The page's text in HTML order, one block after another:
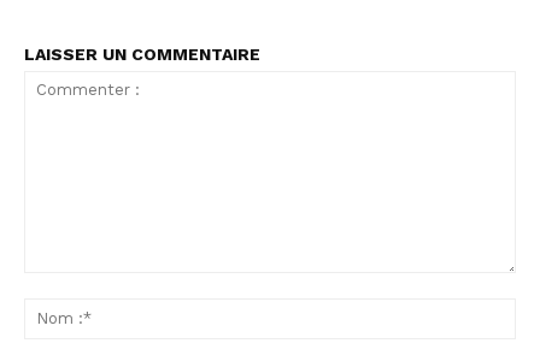
LAISSER UN COMMENTAIRE